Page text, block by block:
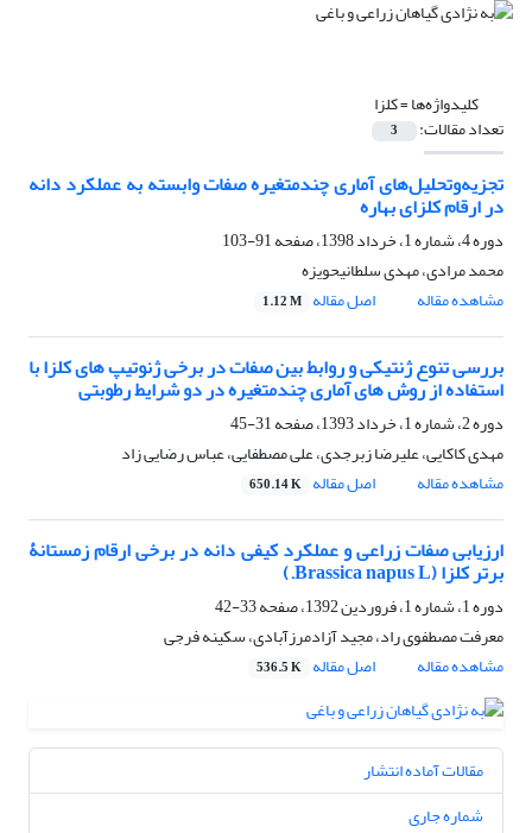
کلیدواژه‌ها =کلزا
تعداد مقالات: 3
تجزیه‌وتحلیل‌های آماری چندمتغیره صفات وابسته به عملکرد دانه
در ارقام کلزای بهاره
دوره 4، شماره 1، خرداد 1398، صفحه
91-103
محمد مرادی، مهدی سلطانیحویزه
مشاهده مقاله
اصل مقاله 1.12 M
بررسی تنوع ژنتیکی و روابط بین صفات در برخی ژنوتیپ‏ های کلزا با
استفاده از روش‏ های آماری چندمتغیره در دو شرایط رطوبتی
دوره 2، شماره 1، خرداد 1393، صفحه
31-45
مهدی کاکایی، علیرضا زبرجدی، علی مصطفایی، عباس رضایی زاد
مشاهده مقاله
اصل مقاله 650.14 K
ارزیابی صفات زراعی و عملکرد کیفی دانه در برخی ارقام زمستانۀ
برتر کلزا (Brassica napus L.)
دوره 1، شماره 1، فروردین 1392، صفحه
33-42
معرفت مصطفوی راد، مجید آزادمرزآبادی، سکینه فرجی
مشاهده مقاله
اصل مقاله 536.5 K
مقالات آماده انتشار
شماره جاری